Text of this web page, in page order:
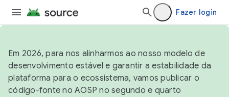
Fazer login
Em 2026, para nos alinharmos ao nosso modelo de
desenvolvimento estável e garantir a estabilidade da
plataforma para o ecossistema, vamos publicar o
código-fonte no AOSP no segundo e quarto